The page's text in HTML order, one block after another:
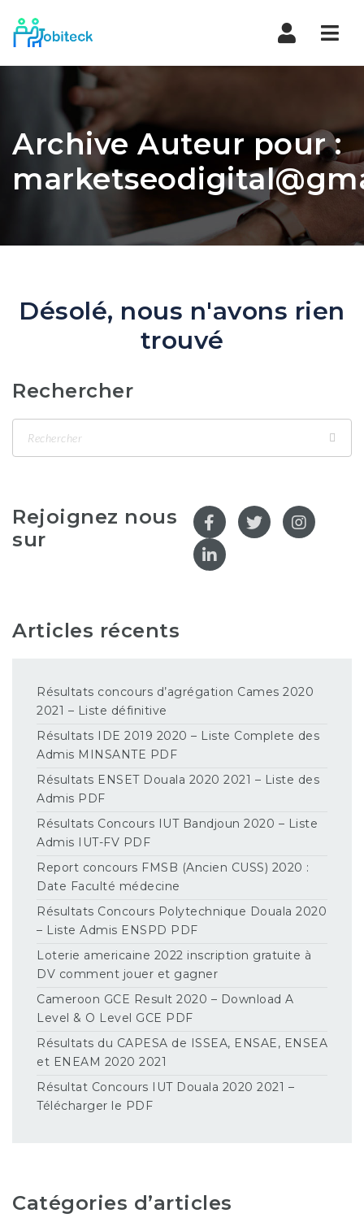
Archive Auteur pour :
Désolé, nous n'avons rien
trouvé
Rechercher
Rejoignez nous
sur
Articles récents
Résultats concours d’agrégation Cames 2020
2021 – Liste définitive
Résultats IDE 2019 2020 – Liste Complete des
Admis MINSANTE PDF
Résultats ENSET Douala 2020 2021 – Liste des
Admis PDF
Résultats Concours IUT Bandjoun 2020 – Liste
Admis IUT-FV PDF
Report concours FMSB (Ancien CUSS) 2020 :
Date Faculté médecine
Résultats Concours Polytechnique Douala 2020
– Liste Admis ENSPD PDF
Loterie americaine 2022 inscription gratuite à
DV comment jouer et gagner
Cameroon GCE Result 2020 – Download A
Level & O Level GCE PDF
Résultats du CAPESA de ISSEA, ENSAE, ENSEA
et ENEAM 2020 2021
Résultat Concours IUT Douala 2020 2021 –
Télécharger le PDF
Catégories d’articles